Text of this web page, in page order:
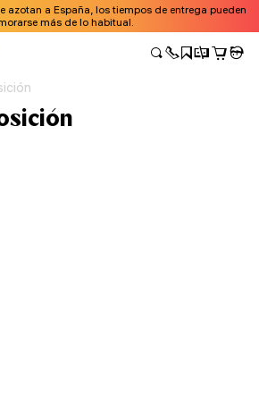
azotan a España, los tiempos de entrega pueden
más de lo habitual.